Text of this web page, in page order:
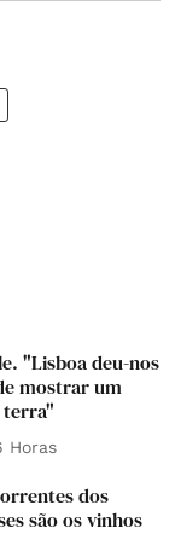
"Lisboa deu-nos
mostrar um
terra"
Horas
dos
são os vinhos